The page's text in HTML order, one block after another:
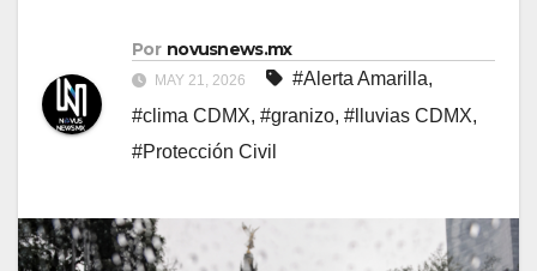
Por novusnews.mx
MAY 21, 2026 #Alerta Amarilla,
#clima CDMX, #granizo, #lluvias CDMX,
#Protección Civil